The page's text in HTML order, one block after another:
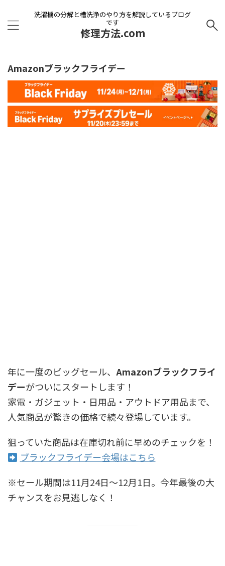
洗濯機の分解と槽洗浄のやり方を解説しているブログ
です
修理方法.com
Amazonブラックフライデー
年に一度のビッグセール、 Amazonブラックフライ
デーがついにスタートします！
家電・ガジェット・日用品・アウトドア用品まで、
人気商品が驚きの価格で続々登場しています。
狙っていた商品は在庫切れ前に早めのチェックを！
ブラックフライデー会場はこちら
※セール期間は11月24日〜12月1日。今年最後の大
チャンスをお見逃しなく！